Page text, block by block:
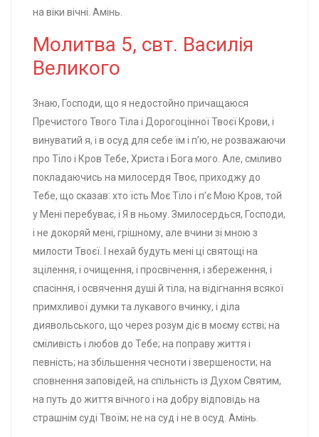
на віки вічні. Амінь.
Молитва 5, свт. Василія
Великого
Знаю, Господи, що я недостойно причащаюся
Пречистого Твого Тіла і Дорогоцінної Твоєї Крови, і
винуватий я, і в осуд для себе їм і п’ю, не розважаючи
про Тіло і Кров Тебе, Христа і Бога мого. Але, сміливо
покладаючись на милосердя Твоє, приходжу до
Тебе, що сказав: хто їсть Моє Тіло і п’є Мою Кров, той
у Мені перебуває, і Я в ньому. Змилосердься, Господи,
і не докоряй мені, грішному, але вчини зі мною з
милости Твоєї. І нехай будуть мені ці святощі на
зцілення, і очищення, і просвічення, і збереження, і
спасіння, і освячення душі й тіла; на відігнання всякої
примхливої думки та лукавого вчинку, і діла
диявольського, що через розум діє в моєму єстві; на
сміливість і любов до Тебе; на поправу життя і
певність; на збільшення чесноти і звершености; на
сповнення заповідей, на спільність із Духом Святим,
на путь до життя вічного і на добру відповідь на
страшнім суді Твоїм; не на суд і не в осуд. Амінь.